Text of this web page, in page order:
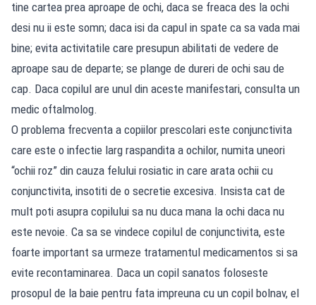
tine cartea prea aproape de ochi, daca se freaca des la ochi
desi nu ii este somn; daca isi da capul in spate ca sa vada mai
bine; evita activitatile care presupun abilitati de vedere de
aproape sau de departe; se plange de dureri de ochi sau de
cap. Daca copilul are unul din aceste manifestari, consulta un
medic oftalmolog.
O problema frecventa a copiilor prescolari este conjunctivita
care este o infectie larg raspandita a ochilor, numita uneori
“ochii roz” din cauza felului rosiatic in care arata ochii cu
conjunctivita, insotiti de o secretie excesiva. Insista cat de
mult poti asupra copilului sa nu duca mana la ochi daca nu
este nevoie. Ca sa se vindece copilul de conjunctivita, este
foarte important sa urmeze tratamentul medicamentos si sa
evite recontaminarea. Daca un copil sanatos foloseste
prosopul de la baie pentru fata impreuna cu un copil bolnav, el